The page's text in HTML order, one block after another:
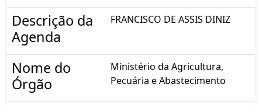
Descrição da
Agenda
FRANCISCO DE ASSIS DINIZ
Nome do
Órgão
Ministério da Agricultura,
Pecuária e Abastecimento